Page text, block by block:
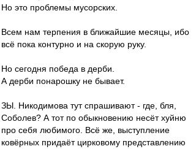
Но это проблемы мусорских.
Всем нам терпения в ближайшие месяцы, ибо
всё пока контурно и на скорую руку.
Но сегодня победа в дерби.
А дерби понарошку не бывает.
ЗЫ. Никодимова тут спрашивают - где, бля,
Соболев? А тот по обыкновению несёт хуйню
про себя любимого. Всё же, выступление
ковёрных придаёт цирковому представлению